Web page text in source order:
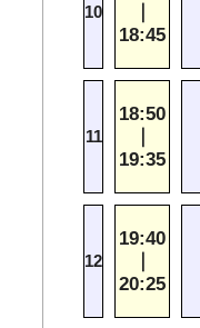
10
18:45
11
18:50
19:35
12
19:40
20:25